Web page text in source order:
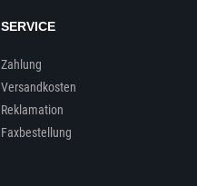
SERVICE
Zahlung
Versandkosten
Reklamation
Faxbestellung